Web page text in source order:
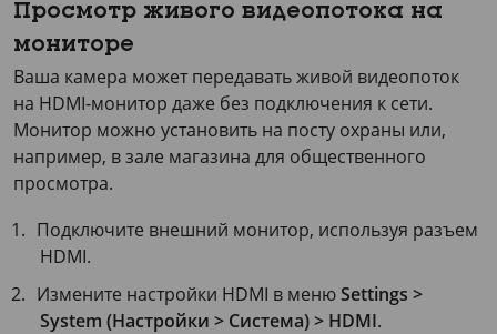
Просмотр живого видеопотока на
мониторе
Ваша камера может передавать живой видеопоток
на HDMI-монитор даже без подключения к сети.
Монитор можно установить на посту охраны или,
например, в зале магазина для общественного
просмотра.
Подключите внешний монитор, используя разъем
HDMI.
Измените настройки HDMI в менюSettings >
System (Настройки > Система) > HDMI.